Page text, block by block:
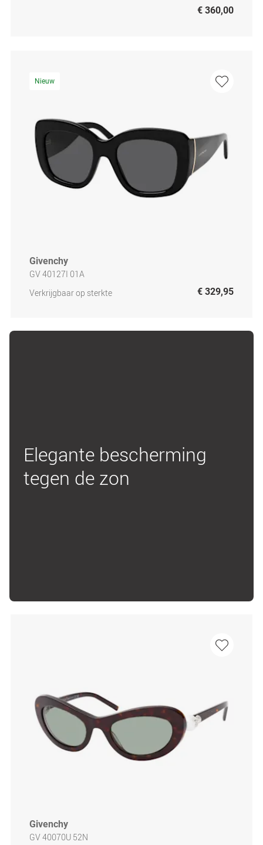
€ 360,00
Nieuw
Givenchy
GV 40127I 01A
Verkrijgbaar op sterkte
€ 329,95
Elegante bescherming
tegen de zon
Givenchy
GV 40070U 52N